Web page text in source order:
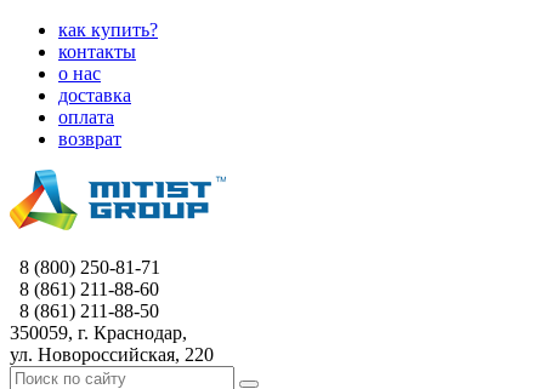
как купить?
контакты
о нас
доставка
оплата
возврат
8 (800) 250-81-71
8 (861) 211-88-60
8 (861) 211-88-50
350059, г. Краснодар,
ул. Новороссийская, 220